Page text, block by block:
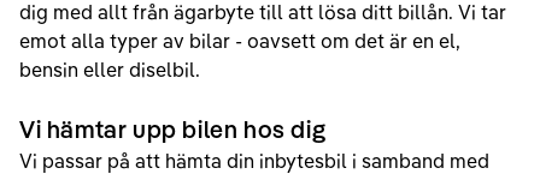
dig med allt från ägarbyte till att lösa ditt billån. Vi tar
emot alla typer av bilar - oavsett om det är en el,
bensin eller diselbil.
Vi hämtar upp bilen hos dig
Vi passar på att hämta din inbytesbil i samband med